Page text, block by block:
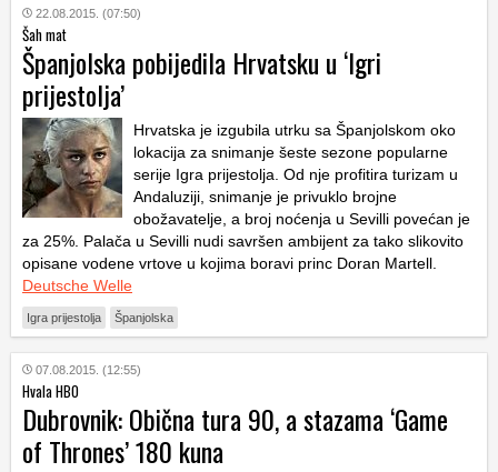
22.08.2015. (07:50)
Šah mat
Španjolska pobijedila Hrvatsku u ‘Igri
prijestolja’
Hrvatska je izgubila utrku sa Španjolskom oko
lokacija za snimanje šeste sezone popularne
serije Igra prijestolja . Od nje profitira turizam u
Andaluziji, snimanje je privuklo brojne
obožavatelje, a broj noćenja u Sevilli povećan je
za 25%. Palača u Sevilli nudi savršen ambijent za tako slikovito
opisane vodene vrtove u kojima boravi princ Doran Martell.
Deutsche Welle
Igra prijestolja Španjolska
07.08.2015. (12:55)
Hvala HBO
Dubrovnik: Obična tura 90, a stazama ‘Game
of Thrones’ 180 kuna